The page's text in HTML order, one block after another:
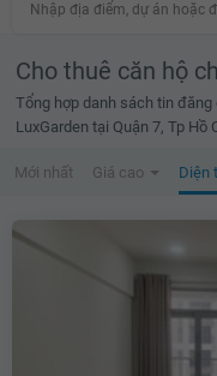
Nhập địa điểm, dự án hoặc
Cho thuê căn hộ
Tổng hợp danh sách tin
LuxGarden tại Quận 7, Tp Hồ
Mới nhất Giá cao Diện